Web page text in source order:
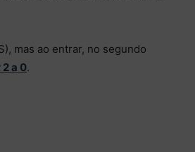
mas ao entrar, no segundo
a 0.